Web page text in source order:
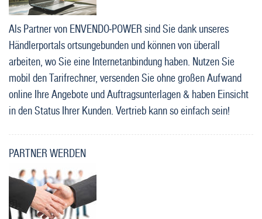
Als Partner von ENVENDO-POWER sind Sie dank unseres
Händlerportals ortsungebunden und können von überall
arbeiten, wo Sie eine Internetanbindung haben. Nutzen Sie
mobil den Tarifrechner, versenden Sie ohne großen Aufwand
online Ihre Angebote und Auftragsunterlagen & haben Einsicht
in den Status Ihrer Kunden. Vertrieb kann so einfach sein!
PARTNER WERDEN